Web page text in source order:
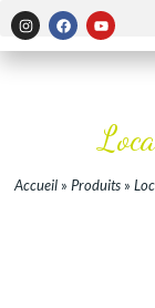
Accueil» Produits»